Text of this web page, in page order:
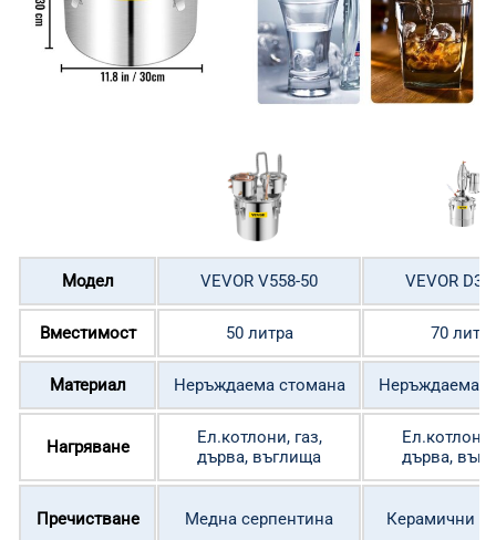
Модел VEVOR V558-50 VEVOR
Вместимост 50 литра 70
Материал Неръждаема стомана Неръждаема
Нагряване
Ел.котлони, газ,
дърва, въглища
Ел.котлони,
дърва,
Пречистване Медна серпентина Керамични